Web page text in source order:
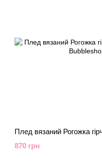
Плед вязаний Рогожка
870 грн